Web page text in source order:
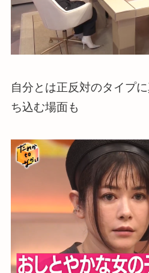
自分とは正反対のタイプ
ち込む場面も